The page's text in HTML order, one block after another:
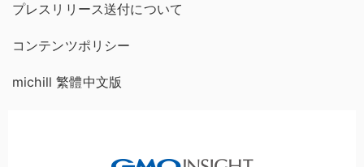
プレスリリース送付について
コンテンツポリシー
michill 繁體中文版